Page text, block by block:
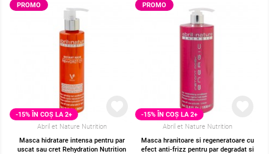
-15% ÎN COȘ LA 2+
Abril et Nature Nutrition
Masca hidratare intensa pentru par
uscat sau cret Rehydration Nutrition
PROMO
-15% ÎN COȘ LA 2+
Abril et Nature Nutrition
Masca hranitoare si regeneratoare cu
efect anti-frizz pentru par degradat si
PROMO